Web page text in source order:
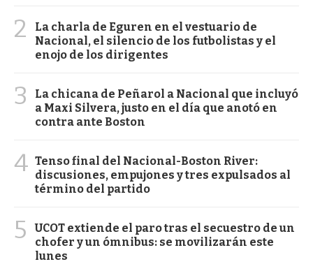
2
La charla de Eguren en el vestuario de
Nacional, el silencio de los futbolistas y el
enojo de los dirigentes
3
La chicana de Peñarol a Nacional que incluyó
a Maxi Silvera, justo en el día que anotó en
contra ante Boston
4 Tenso final del Nacional-Boston River:
discusiones, empujones y tres expulsados al
término del partido
5
UCOT extiende el paro tras el secuestro de un
chofer y un ómnibus: se movilizarán este
lunes